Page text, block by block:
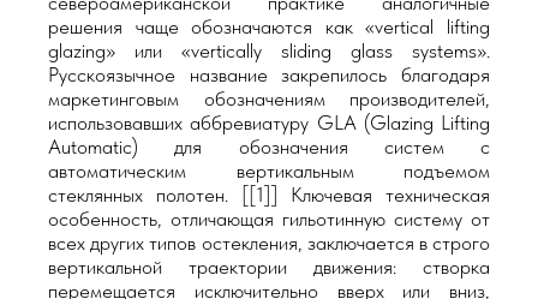
решения чаще обозначаются как «vertical lifting
glazing» или «vertically sliding glass systems».
Русскоязычное название закрепилось благодаря
маркетинговым обозначениям производителей,
использовавших аббревиатуру GLA (Glazing Lifting
Automatic) для обозначения систем с
автоматическим вертикальным подъемом
стеклянных полотен. [[1]] Ключевая техническая
особенность, отличающая гильотинную систему от
всех других типов остекления, заключается в строго
вертикальной траектории движения: створка
перемещается исключительно вверх или вниз,